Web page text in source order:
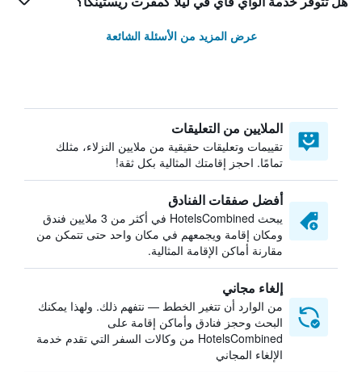
عرض المزيد من الأسئلة الشائعة
الملايين من التعليقات
تقييمات وتعليقات حقيقية من ملايين النزلاء، مثلك
تمامًا. احجز إقامتك المثالية بكل ثقة!
أفضل صفقات الفنادق
يبحث HotelsCombined في أكثر من 3 ملايين فندق
ومكان إقامة ويجمعهم في مكان واحد حتى تتمكن من
مقارنة أماكن الإقامة المثالية.
إلغاء مجاني
من الوارد أن تتغير الخطط — نتفهم ذلك. ولهذا يمكنك
البحث وحجز فنادق وأماكن إقامة على
HotelsCombined من وكالات السفر التي تقدم خدمة
الإلغاء المجاني